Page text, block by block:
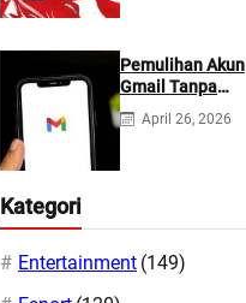
Pemulihan Akun
Gmail Tanpa
Kontak
Tambahan
April 26, 2026
Kategori
Entertainment (149)